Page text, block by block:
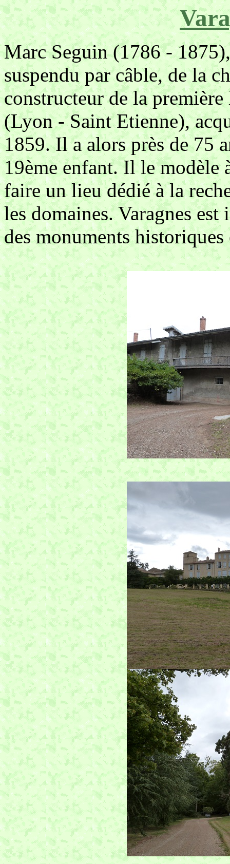
Marc Seguin (1786 -
suspendu par câble, de la
constructeur de la
(Lyon - Saint Etienne),
1859. Il a alors près de 75
19ème enfant. Il le modèle
faire un lieu dédié à la
les domaines. Varagnes
des monuments